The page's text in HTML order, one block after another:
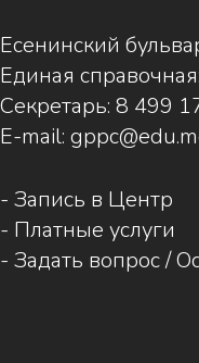
Есенинский
Единая справочная:
Секретарь: 8 499
E-mail:
- Запись в Центр
- Платные услуги
- Задать вопрос /